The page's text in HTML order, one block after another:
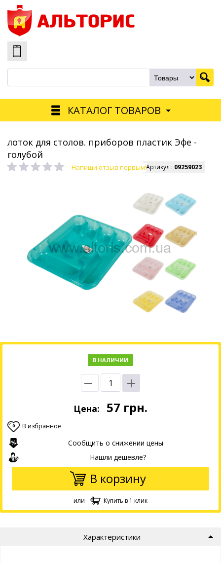
КАТАЛОГ ТОВАРОВ
лоток для столов. приборов пластик Эфе -
голубой
Напиши отзыв первым!Артикул : 09259023
В НАЛИЧИИ
Цена: 57 грн.
0 В избранное
Сообщить о снижении цены
Нашли дешевле?
В корзину
или Купить в 1 клик
Характеристики